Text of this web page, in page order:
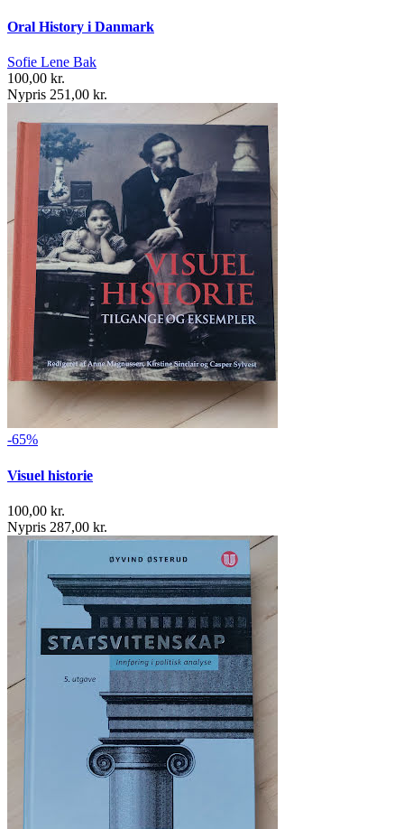
Oral History i Danmark
Sofie Lene Bak
100,00 kr.
Nypris 251,00 kr.
-65%
Visuel historie
100,00 kr.
Nypris 287,00 kr.